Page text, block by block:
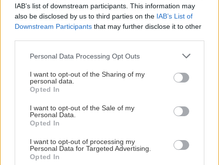
IAB’s list of downstream participants. This information may
also be disclosed by us to third parties on the IAB’s List of
Downstream Participants that may further disclose it to other
Personal Data Processing Opt Outs
I want to opt-out of the Sharing of my
personal data.
Opted In
I want to opt-out of the Sale of my
Personal Data.
Opted In
I want to opt-out of processing my
Personal Data for Targeted Advertising.
Opted In
17:56
ΚΡΗΤΗ
Ηράκλειο: Επιχείρηση της Πυροσβεστικής για
Αδιανόητη σπατάλη στην Αγγλία: Σε έναν
χρόνο πετάχτηκαν φάρμακα που θα γέμιζαν 75
Σύλληψη 24χρονου στα Χανιά: Κράτησε
κλειδωμένη 17χρονη ανήλικη μέσα σε σπίτι
Όλες οι ειδήσεις
ΠΕΡΙΣΣΟΤΕΡΑ
ΕΛΛΑΔΑ